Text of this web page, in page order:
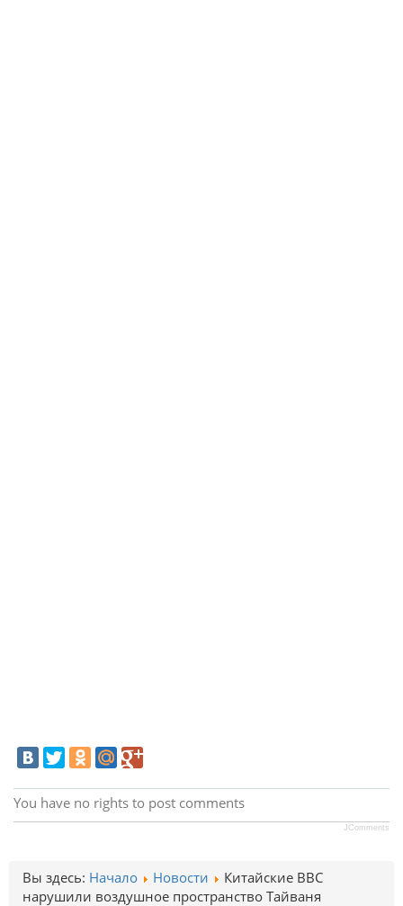
You have no rights to post comments
JComments
Вы здесь: Начало Новости
Китайские ВВС
нарушили воздушное пространство Тайваня